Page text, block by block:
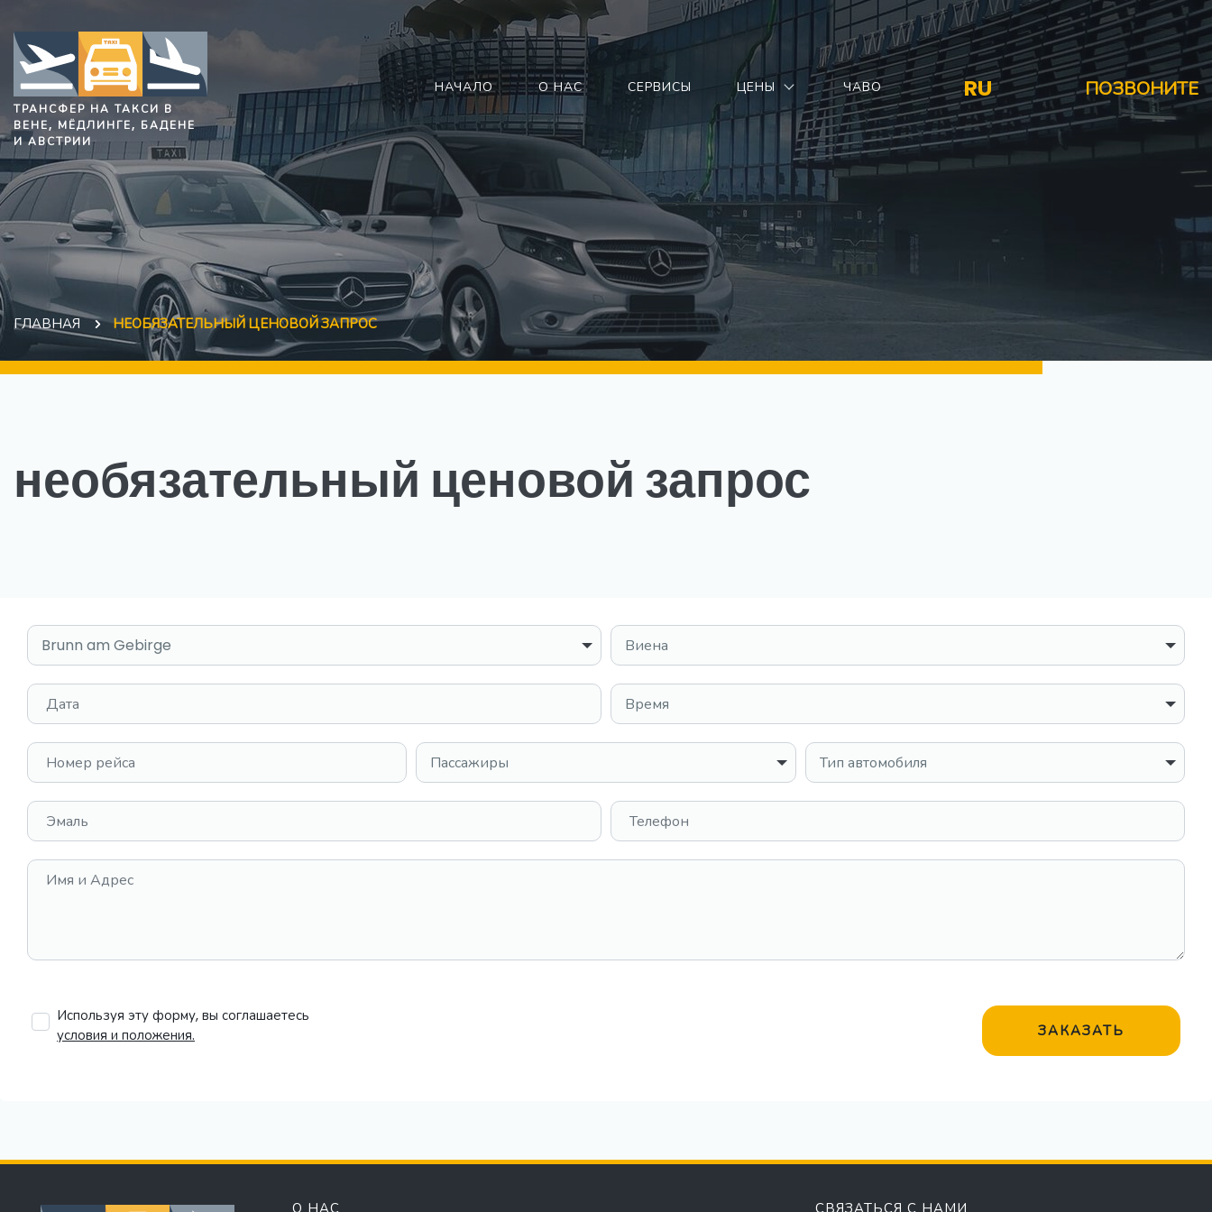
ТРАНСФЕР НА ТАКСИ В
ВЕНЕ, МЁДЛИНГЕ, БАДЕНЕ
И АВСТРИИ
НАЧАЛО О НАС СЕРВИСЫ ЦЕНЫ ЧАВО RU ПОЗВОНИТЕ
ГЛАВНАЯ НЕОБЯЗАТЕЛЬНЫЙ ЦЕНОВОЙ ЗАПРОС
необязательный ценовой запрос
Выбрать место Место назначения
Дата
Время
Пассажиры
Тип автомобиля
Эмаль Телефон
Имя и Адрес
Используя эту форму, вы соглашаетесь
условия и положения.
ЗАКАЗАТЬ
О НАС СВЯЗАТЬСЯ С НАМИ